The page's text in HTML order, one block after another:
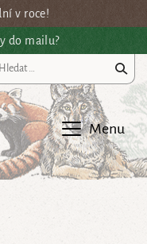
v roce!
do mailu?
Menu